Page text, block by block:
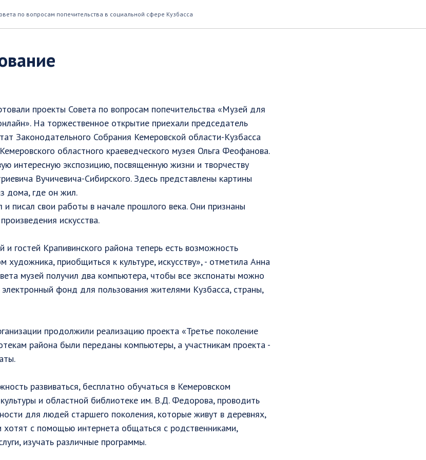
по вопросам попечительства в социальной сфере Кузбасса
проекты Совета по вопросам попечительства «Музей для
На торжественное открытие приехали председатель
Законодательного Собрания Кемеровской области-Кузбасса
областного краеведческого музея Ольга Феофанова.
интересную экспозицию, посвященную жизни и творчеству
Вучичевича-Сибирского. Здесь представлены картины
дома, где он жил. ⠀
и писал свои работы в начале прошлого века. Они признаны
искусства. ⠀
гостей Крапивинского района теперь есть возможность
художника, приобщиться к культуре, искусству», - отметила Анна
музей получил два компьютера, чтобы все экспонаты можно
фонд для пользования жителями Кузбасса, страны,
продолжили реализацию проекта «Третье поколение
района были переданы компьютеры, а участникам проекта -
⠀
развиваться, бесплатно обучаться в Кемеровском
и областной библиотеке им. В.Д. Федорова, проводить
для людей старшего поколения, которые живут в деревнях,
хотят с помощью интернета общаться с родственниками,
изучать различные программы. ⠀